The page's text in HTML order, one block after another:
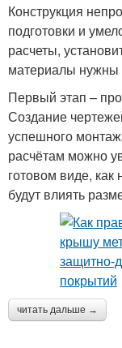
Конструкция
подготовки и
расчеты,
материалы нужны
Первый этап –
Создание
успешного
расчётам можно
готовом виде,
будут влиять
читать дальше →